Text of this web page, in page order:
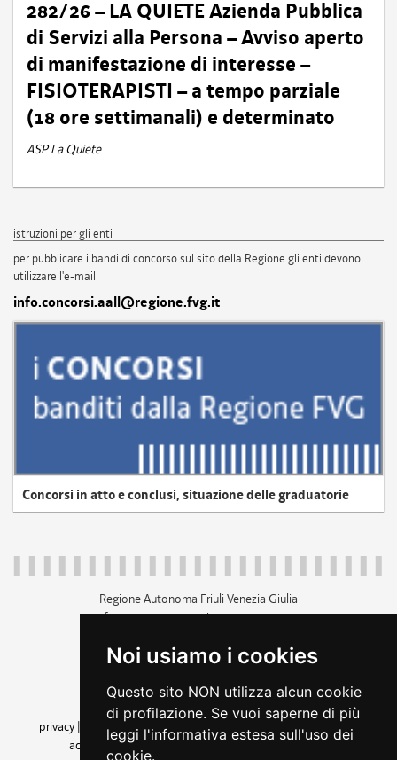
Noi usiamo i cookies
Questo sito NON utilizza alcun cookie
di profilazione. Se vuoi saperne di più
leggi l'informativa estesa sull'uso dei
cookie.
282/26 – LA QUIETE Azienda Pubblica
di Servizi alla Persona – Avviso aperto
di manifestazione di interesse –
FISIOTERAPISTI – a tempo parziale
(18 ore settimanali) e determinato
ASP La Quiete
istruzioni per gli enti
per pubblicare i bandi di concorso sul sito della Regione gli enti devono
utilizzare l'e-mail
info.concorsi.aall@regione.fvg.it
Concorsi in atto e conclusi, situazione delle graduatorie
Regione Autonoma Friuli Venezia Giulia
c.f. 80014930327; p.iva 00526040324
+39 040 3771111
amministrazione trasparente
privacy
cookie |note legali accessibilità
dichiarazione di
accessibilità| feedback cambio preferenze cookie